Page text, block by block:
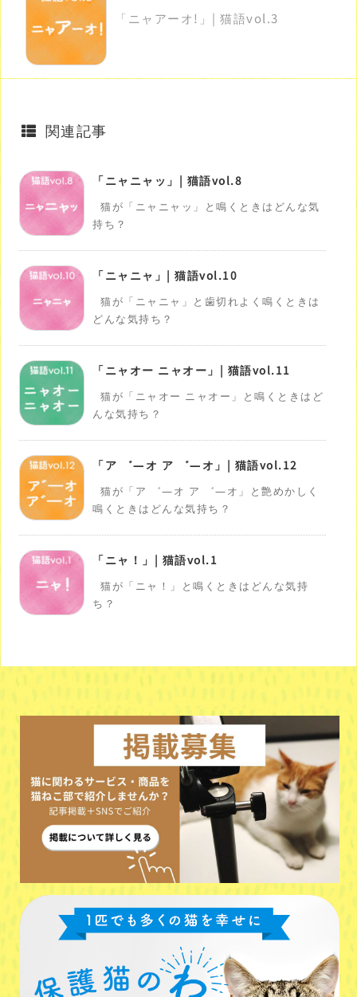
「ニャアーオ!」| 猫語vol.3
関連記事
「ニャニャッ」| 猫語vol.8
猫が「ニャニャッ」と鳴くときはどんな気
持ち？
「ニャニャ」| 猫語vol.10
猫が「ニャニャ」と歯切れよく鳴くときは
どんな気持ち？
「ニャオー ニャオー」| 猫語vol.11
猫が「ニャオー ニャオー」と鳴くときはど
んな気持ち？
「ア ゛―オ ア ゛―オ」| 猫語vol.12
猫が「ア ゛―オ ア ゛―オ」と艶めかしく
鳴くときはどんな気持ち？
「ニャ！」| 猫語vol.1
猫が「ニャ！」と鳴くときはどんな気持
ち？